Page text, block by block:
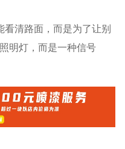
看清路面，而是为了让别
明灯，而是一种信号